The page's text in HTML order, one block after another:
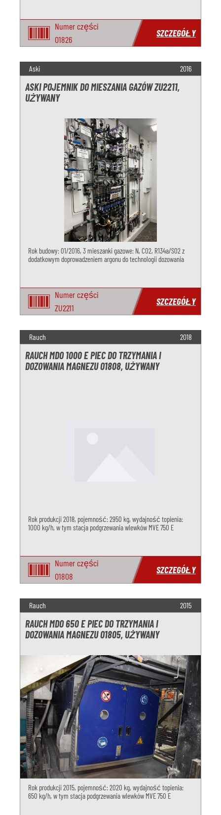
Numer części
O1826
SZCZEGÓŁY
Aski 2016
ASKI POJEMNIK DO MIESZANIA GAZÓW ZU2211,
UŻYWANY
Rok budowy: 01/2016, 3 mieszanki gazowe: N, CO2, R134a/SO2 z
dodatkowym doprowadzeniem argonu do technologii dozowania
Numer części
ZU2211
SZCZEGÓŁY
Rauch 2018
RAUCH MDO 1000 E PIEC DO TRZYMANIA I
DOZOWANIA MAGNEZU O1808, UŻYWANY
Rok produkcji 2018, pojemność: 2950 kg, wydajność topienia:
1000 kg/h, w tym stacja podgrzewania wlewków MVE 750 E
Numer części
O1808
SZCZEGÓŁY
Rauch 2015
RAUCH MDO 650 E PIEC DO TRZYMANIA I
DOZOWANIA MAGNEZU O1805, UŻYWANY
Rok produkcji 2015, pojemność: 2020 kg, wydajność topienia:
650 kg/h, w tym stacja podgrzewania wlewków MVE 750 E